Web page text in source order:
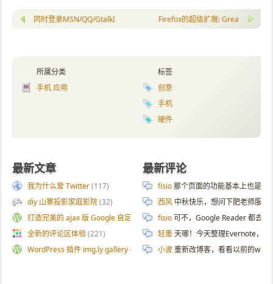
同时登录MSN/QQ/Gtalk的方案：Miranda IMFirefox的超级扩展: Greasemonkey
标签
创意
手机
硬件
所属分类
手机 应用
最新文章
我为什么爱 Twitter(117)
diy 山寨投影家庭影院(32)
打造完美的 ajax 版 Google 自定义搜索 (187)
全新的评论区体验(221)
WordPress 插件 img.ly gallery(54)
最新评论
fisio那个页面的功能基本上也是
西风 中秋快乐，想问下肥老师服
fisio可不，Google Reader 都去
轻重天哪！今天整理Evernote，
小波重新改博客，看看以前的wp